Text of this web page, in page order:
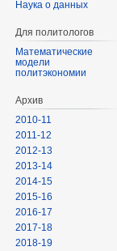
Наука о данных
Для политологов
Математические
модели
политэкономии
Архив
2010-11
2011-12
2012-13
2013-14
2014-15
2015-16
2016-17
2017-18
2018-19